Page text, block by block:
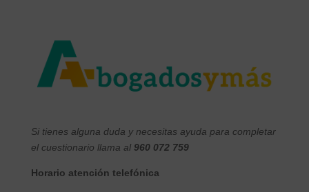
Si tienes alguna duda y necesitas ayuda para completar
el cuestionario llama al 960 072 759
Horario atención telefónica